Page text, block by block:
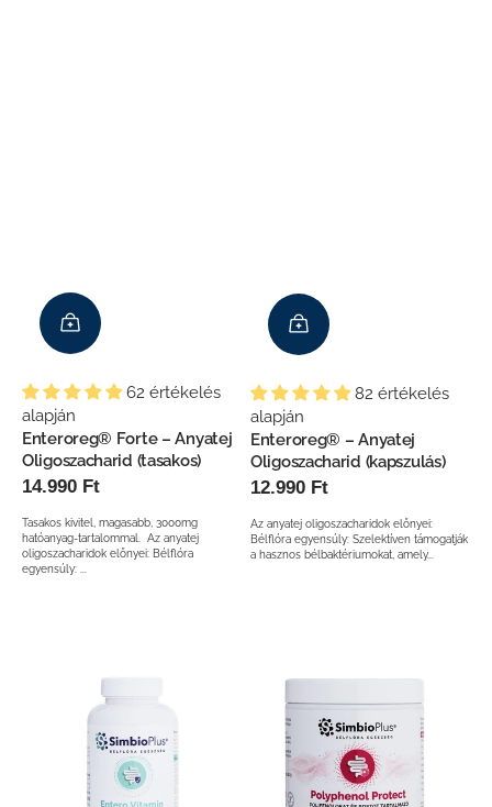
62 értékelés
alapján
Enteroreg® Forte – Anyatej
Oligoszacharid (tasakos)
Normál
14.990 Ft
Tasakos kivitel, magasabb, 3000mg
hatóanyag-tartalommal. Az anyatej
oligoszacharidok előnyei: Bélflóra
egyensúly: ...
82 értékelés
alapján
Enteroreg® – Anyatej
Oligoszacharid (kapszulás)
Normál
12.990 Ft
Az anyatej oligoszacharidok előnyei:
Bélflóra egyensúly: Szelektíven támogatják
a hasznos bélbaktériumokat, amely...
Emésztő-
Komplex
Természetes
Polifenol
Védelem